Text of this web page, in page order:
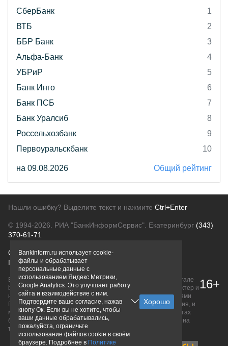
СберБанк
1
ВТБ
2
ББР Банк
3
Альфа-Банк
4
УБРиР
5
Банк Инго
6
Банк ПСБ
7
Банк Уралсиб
8
Россельхозбанк
9
Первоуральскбанк
10
на 09.08.2026 Общий рейтинг
Нашли ошибку? Выделите текст и нажмите Ctrl+Enter
© 1994-2026. РИА "БанкИнформСервис". Екатеринбург (343)
370-61-71
О проектеПолитика конфиденциальности
Правовая информацияДля рекламодателей
Вся информация о продуктах банков, размещенная на портале
bankinform.ru, носит исключительно ознакомительный характер и
не является публичной офертой, определяемой положениями
ГК РФ. Информация не содержит точного и полного описания, и
может быть изменена. Конечные условия уточняйте на сайтах
банков или при личном обращении. Исключительное право на
товарные знаки принадлежит их правообладателям.
16+
Bankinform.ru использует cookie-
файлы и обрабатывает
персональные данные с
использованием Яндекс Метрики,
Google Analytics. Это улучшает работу
сайта и взаимодействие с ним.
Подтвердите ваше согласие, нажав
кнопу Ок. Если вы не хотите, чтобы
ваши данные обрабатывались,
пожалуйста, ограничьте
использование файлов cookie в своём
браузере. Подробнее в Политике